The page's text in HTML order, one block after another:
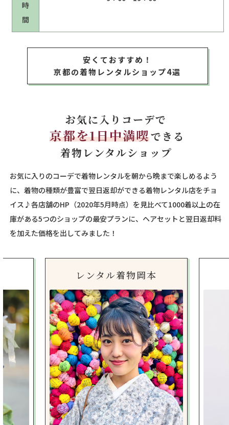
時
間
安くておすすめ！
京都の着物レンタルショップ4選
お気に入りコーデで
京都を1日中満喫できる
着物レンタルショップ
お気に入りのコーデで着物レンタルを朝から晩まで楽しめるよう
に、着物の種類が豊富で翌日返却ができる着物レンタル店をチョ
イス♪各店舗のHP（2020年5月時点）を見比べて1000着以上の在
庫がある5つのショップの最安プランに、ヘアセットと翌日返却料
を加えた価格を出してみました！
レンタル着物岡本